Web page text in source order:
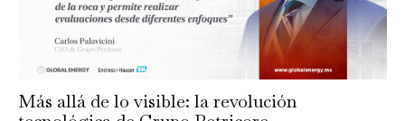
Más allá de lo visible: la revolución